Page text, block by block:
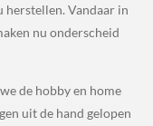
herstellen. Vandaar in
nu onderscheid
de hobby en home
uit de hand gelopen